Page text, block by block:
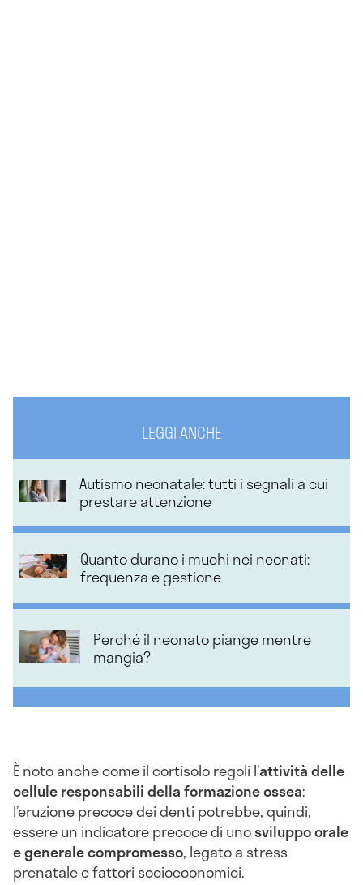
LEGGI ANCHE
Autismo neonatale: tutti i segnali a cui
prestare attenzione
Quanto durano i muchi nei neonati:
frequenza e gestione
Perché il neonato piange mentre
mangia?
È noto anche come il cortisolo regoli l’attività delle
cellule responsabili della formazione ossea:
l’eruzione precoce dei denti potrebbe, quindi,
essere un indicatore precoce di unosviluppo orale
e generale compromesso, legato a stress
prenatale e fattori socioeconomici.